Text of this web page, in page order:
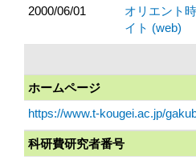
2000/06/01
オリエント
イト (web)
ホームページ
https://www.t-kougei.ac.jp/
科研費研究者番号